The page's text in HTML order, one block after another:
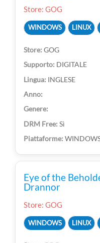
Store: GOG
WINDOWS LINUX
GOG
DIGITALE
INGLESE
Sì
Eye of the
Drannor
Store: GOG
WINDOWS LINUX